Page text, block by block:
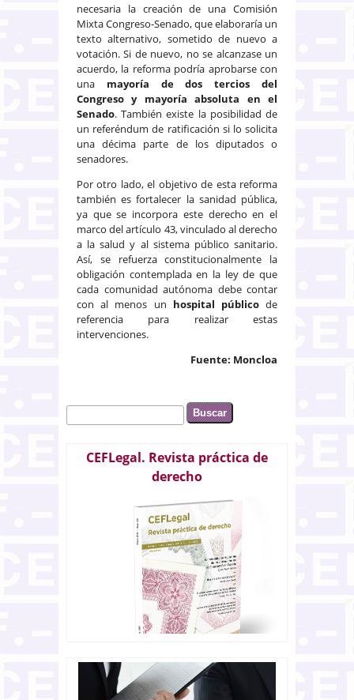
necesaria la creación de una Comisión
Mixta Congreso-Senado, que elaboraría un
texto alternativo, sometido de nuevo a
votación. Si de nuevo, no se alcanzase un
acuerdo, la reforma podría aprobarse con
una mayoría de dos tercios del
Congreso y mayoría absoluta en el
Senado. También existe la posibilidad de
un referéndum de ratificación si lo solicita
una décima parte de los diputados o
senadores.
Por otro lado, el objetivo de esta reforma
también es fortalecer la sanidad pública,
ya que se incorpora este derecho en el
marco del artículo 43, vinculado al derecho
a la salud y al sistema público sanitario.
Así, se refuerza constitucionalmente la
obligación contemplada en la ley de que
cada comunidad autónoma debe contar
con al menos un hospital públicode
referencia para realizar estas
intervenciones.
Fuente: Moncloa
Formulario de búsqueda
Buscar
CEFLegal. Revista práctica de
derecho